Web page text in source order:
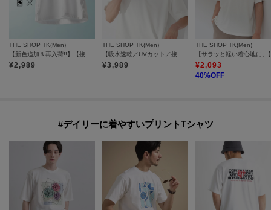
THE SHOP TK(Men)
¥2,989
THE SHOP TK(Men)
¥3,989
THE SHOP TK(Men)
¥2,093
40%OFF
#デイリーに着やすいプリントTシャツ